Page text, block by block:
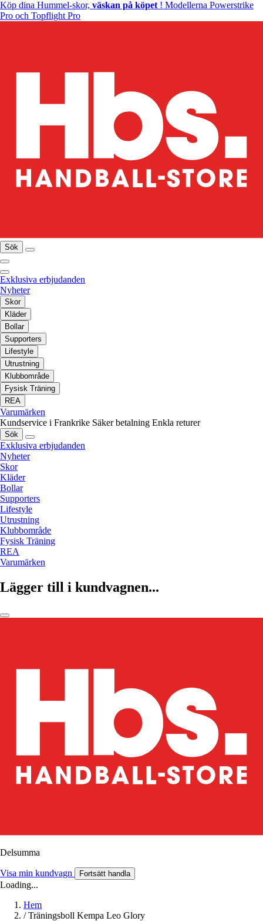
Köp dina Hummel-skor, väskan på köpet ! Modellerna Powerstrike
Pro och Topflight Pro
Sök
Exklusiva erbjudanden
Nyheter
Skor
Kläder
Bollar
Supporters
Lifestyle
Utrustning
Klubbområde
Fysisk Träning
REA
Varumärken
Kundservice i Frankrike Säker betalning Enkla returer
Sök
Exklusiva erbjudanden
Nyheter
Skor
Kläder
Bollar
Supporters
Lifestyle
Utrustning
Klubbområde
Fysisk Träning
REA
Varumärken
Lägger till i kundvagnen...
Delsumma
Visa min kundvagn Fortsätt handla
Loading...
Hem
/ Träningsboll Kempa Leo Glory